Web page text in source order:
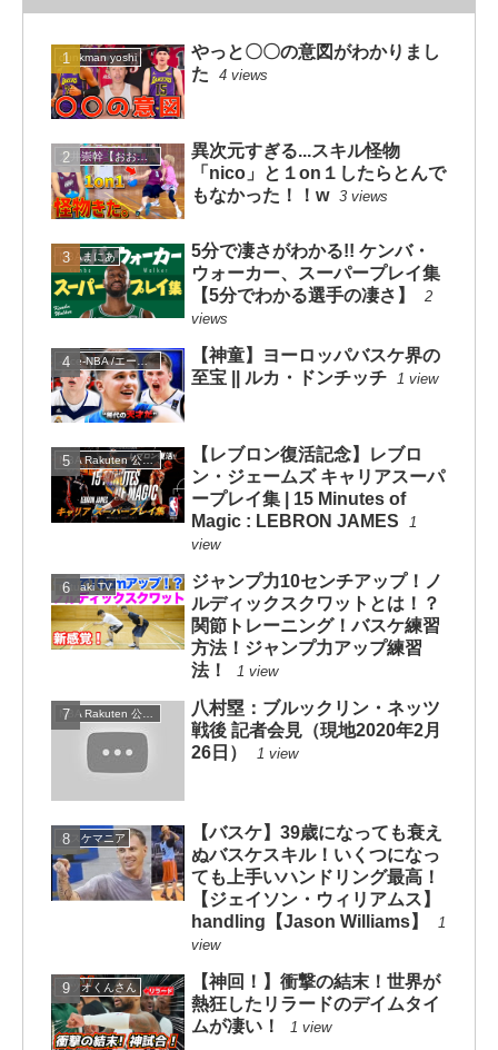
dunkman yoshi
やっと〇〇の意図がわかりまし
た
4 views
大井崇幹【おおいたかよし】
異次元すぎる...スキル怪物
「nico」と１on１したらとんで
もなかった！！w 3 views
NBAまにあ
5分で凄さがわかる!! ケンバ・
ウォーカー、スーパープレイ集
【5分でわかる選手の凄さ】
2
views
-Ace-NBA /エースNBA
【神童】ヨーロッパバスケ界の
至宝 || ルカ・ドンチッチ
1 view
NBA Rakuten 公式チャンネル
【レブロン復活記念】レブロ
ン・ジェームズ キャリアスーパ
ープレイ集 | 15 Minutes of
Magic : LEBRON JAMES
1
view
mituaki TV
ジャンプ力10センチアップ！ノ
ルディックスクワットとは！？
関節トレーニング！バスケ練習
方法！ジャンプ力アップ練習
法！
1 view
八村塁：ブルックリン・ネッツ
戦後 記者会見（現地2020年2月
26日）
1 view
バスケマニア
【バスケ】39歳になっても衰え
ぬバスケスキル！いくつになっ
ても上手いハンドリング最高！
【ジェイソン・ウィリアムス】
handling【Jason Williams】
1
view
カツオくんさん
【神回！】衝撃の結末！世界が
熱狂したリラードのデイムタイ
ムが凄い！
1 view